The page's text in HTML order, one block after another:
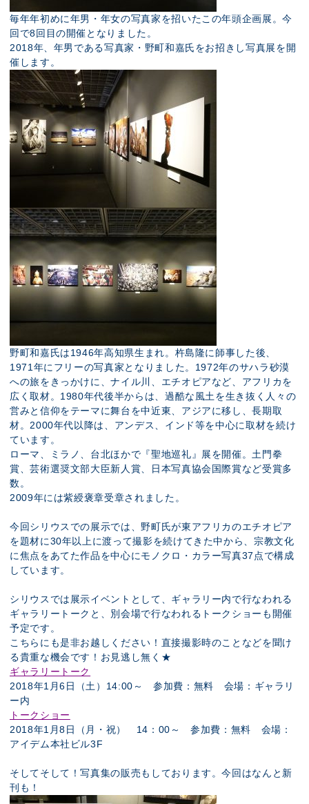
毎年年初めに年男・年女の写真家を招いたこの年頭企画展。今
回で8回目の開催となりました。
2018年、年男である写真家・野町和嘉氏をお招きし写真展を開
催します。
野町和嘉氏は1946年高知県生まれ。杵島隆に師事した後、
1971年にフリーの写真家となりました。1972年のサハラ砂漠
への旅をきっかけに、ナイル川、エチオピアなど、アフリカを
広く取材。1980年代後半からは、過酷な風土を生き抜く人々の
営みと信仰をテーマに舞台を中近東、アジアに移し、長期取
材。2000年代以降は、アンデス、インド等を中心に取材を続け
ています。
ローマ、ミラノ、台北ほかで『聖地巡礼』展を開催。土門拳
賞、芸術選奨文部大臣新人賞、日本写真協会国際賞など受賞多
数。
2009年には紫綬褒章受章されました。
今回シリウスでの展示では、野町氏が東アフリカのエチオピア
を題材に30年以上に渡って撮影を続けてきた中から、宗教文化
に焦点をあてた作品を中心にモノクロ・カラー写真37点で構成
しています。
シリウスでは展示イベントとして、ギャラリー内で行なわれる
ギャラリートークと、別会場で行なわれるトークショーも開催
予定です。
こちらにも是非お越しください！直接撮影時のことなどを聞け
る貴重な機会です！お見逃し無く★
ギャラリートーク
2018年1月6日（土）14:00～ 参加費：無料 会場：ギャラリ
ー内
トークショー
2018年1月8日（月・祝） 14：00～ 参加費：無料 会場：
アイデム本社ビル3F
そしてそして！写真集の販売もしております。今回はなんと新
刊も！